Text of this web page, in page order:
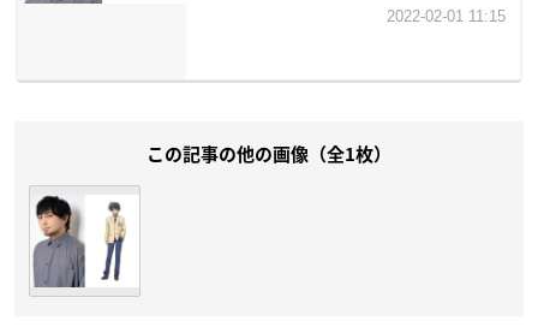
この記事の他の画像（全1枚）